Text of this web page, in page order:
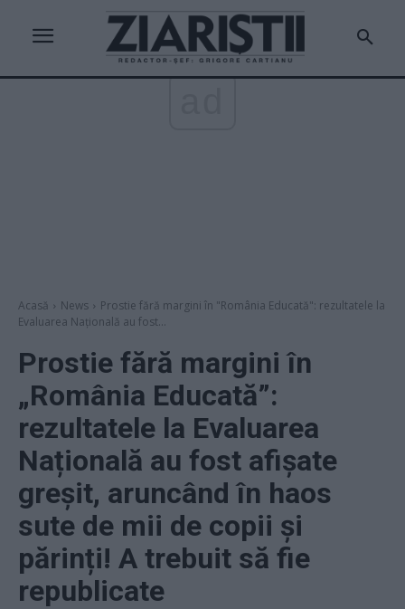
Acasă News
Prostie fără margini în "România Educată": rezultatele la
Evaluarea Națională au fost...
Prostie fără margini în
„România Educată”:
rezultatele la Evaluarea
Națională au fost afișate
greșit, aruncând în haos
sute de mii de copii și
părinți! A trebuit să fie
republicate